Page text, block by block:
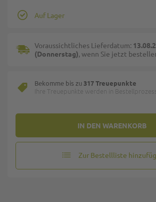
IN DEN WARENKORB
Auf Lager
Voraussichtliches Lieferdatum:
(Donnerstag), wenn Sie jetzt
Bekomme bis zu 317 Treuepunkte
Ihre Treuepunkte werden in
Zur Bestellliste